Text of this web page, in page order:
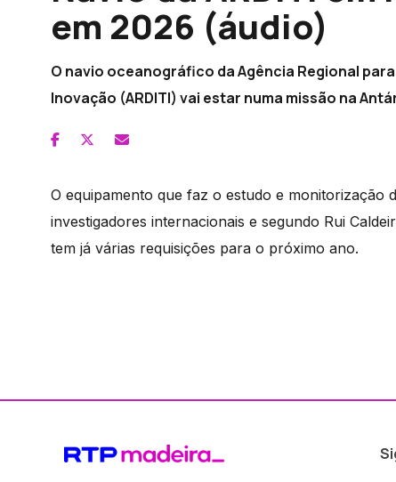
em 2026 (áudio)
O navio oceanográfico da Agência Regional
Inovação (ARDITI) vai estar numa missão na
O equipamento que faz o estudo e
investigadores internacionais e segundo Rui
tem já várias requisições para o próximo ano.